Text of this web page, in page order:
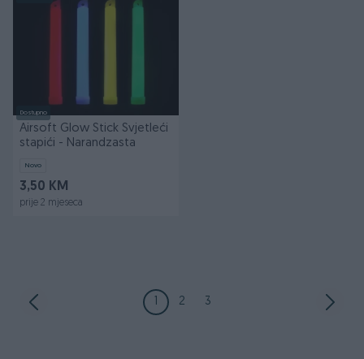
Dostupno
Airsoft Glow Stick Svjetleći
stapići - Narandzasta
Novo
3,50 KM
prije 2 mjeseca
1 2 3